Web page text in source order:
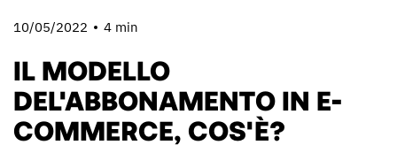
10/05/2022 4 min
IL MODELLO
DEL'ABBONAMENTO IN E-
COMMERCE, COS'È?